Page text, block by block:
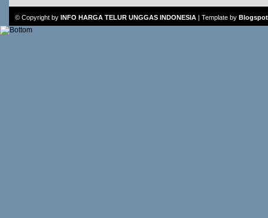
© Copyright by INFO HARGA TELUR UNGGAS INDONESIA Template by